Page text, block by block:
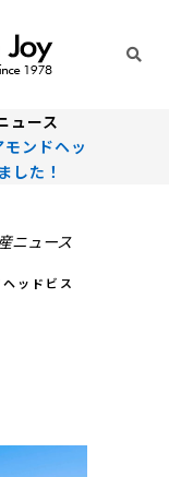
ュース
ンドヘッ
した！
ニュース
ッドビス